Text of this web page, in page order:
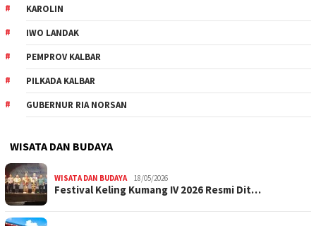
KAROLIN
IWO LANDAK
PEMPROV KALBAR
PILKADA KALBAR
GUBERNUR RIA NORSAN
WISATA DAN BUDAYA
WISATA DAN BUDAYA 18/05/2026
Festival Keling Kumang IV 2026 Resmi Dit…